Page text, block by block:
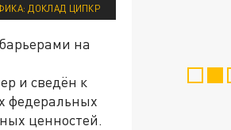
ДОКЛАД ЦИПКР
на
и сведён к
федеральных
ценностей.